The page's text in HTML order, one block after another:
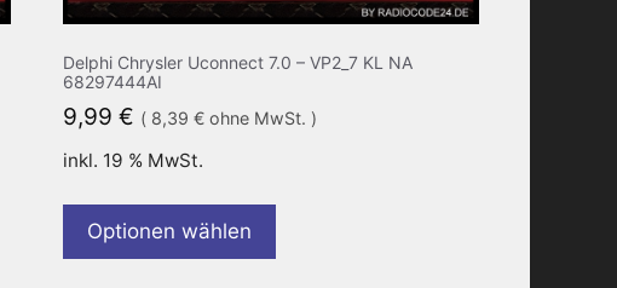
Delphi Chrysler Uconnect 7.0 – VP2_7 KL NA
68297444AI
9,99 € ( 8,39 €ohne MwSt. )
inkl. 19 % MwSt.
Optionen wählen